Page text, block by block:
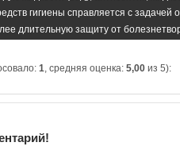
гигиены справляется с задачей
длительную защиту от
1, средняя оценка: 5,00 из 5):